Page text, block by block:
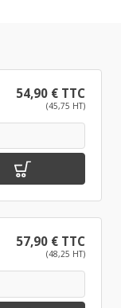
54,90 € TTC
(45,75 HT)
57,90 € TTC
(48,25 HT)